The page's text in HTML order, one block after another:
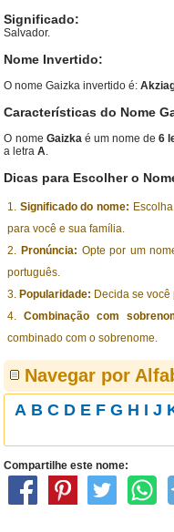
Significado:
Salvador.
Nome Invertido:
O nome Gaizka invertido é:
Características do Nome
O nome Gaizkaé um nome de6
a letraA.
Dicas para Escolher o
Significado do nome:
para você e sua família.
Pronúncia: Opte por um
português.
Popularidade: Decida se
Combinação com
combinado com o sobrenome.
Navegar por
A B C D E F G H I J
Compartilhe este nome: